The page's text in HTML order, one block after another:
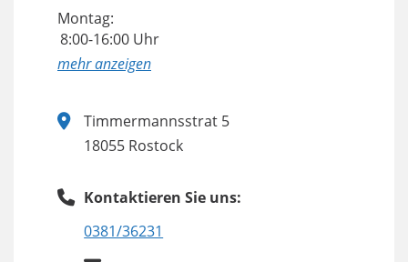
Montag:
8:00-16:00 Uhr
anzeigen
Timmermannsstrat 5
18055 Rostock
Kontaktieren Sie uns:
0381/36231